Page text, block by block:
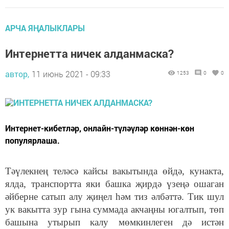
АРЧА ЯҢАЛЫКЛАРЫ
Интернетта ничек алданмаска?
автор, 11 июнь 2021 - 09:33 1253 0 0
Интернет-кибетләр, онлайн-түләүләр көннән-көн
популярлаша.
Тәүлекнең теләсә кайсы вакытында өйдә, кунакта,
ялда, транспортта яки башка җирдә үзеңә ошаган
әйберне сатып алу җиңел һәм тиз әлбәттә. Тик шул
ук вакытта зур гына суммада акчаңны югалтып, төп
башына утырып калу мөмкинлеген дә истән